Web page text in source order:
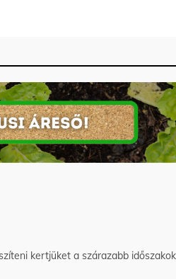
kertjüket a szárazabb